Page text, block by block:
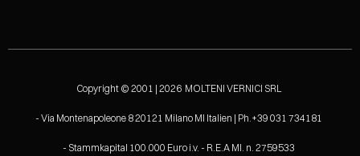
Copyright © 2001 | 2026 MOLTENI VERNICI SRL
- Via Montenapoleone 8 20121 Milano MI Italien | Ph.+39 031 734181
- Stammkapital 100.000 Euro i.v. - R.E.A MI. n. 2759533